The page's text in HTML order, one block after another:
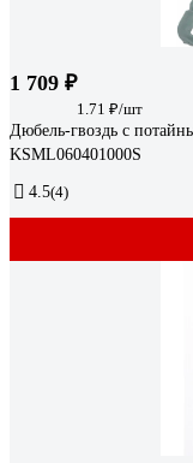
1 709 ₽
1.71 ₽/шт
Дюбель-гвоздь с
KSML060401000S
4.5(4)